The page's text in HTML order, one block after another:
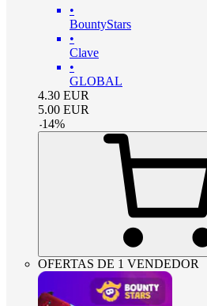
•
BountyStars
•
Clave
•
GLOBAL
4.30 EUR
5.00 EUR
-14%
OFERTAS DE 1 VENDEDOR